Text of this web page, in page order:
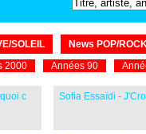
SOLEIL
News POP/
2000 Années 90
c
Sofia Essaïdi -